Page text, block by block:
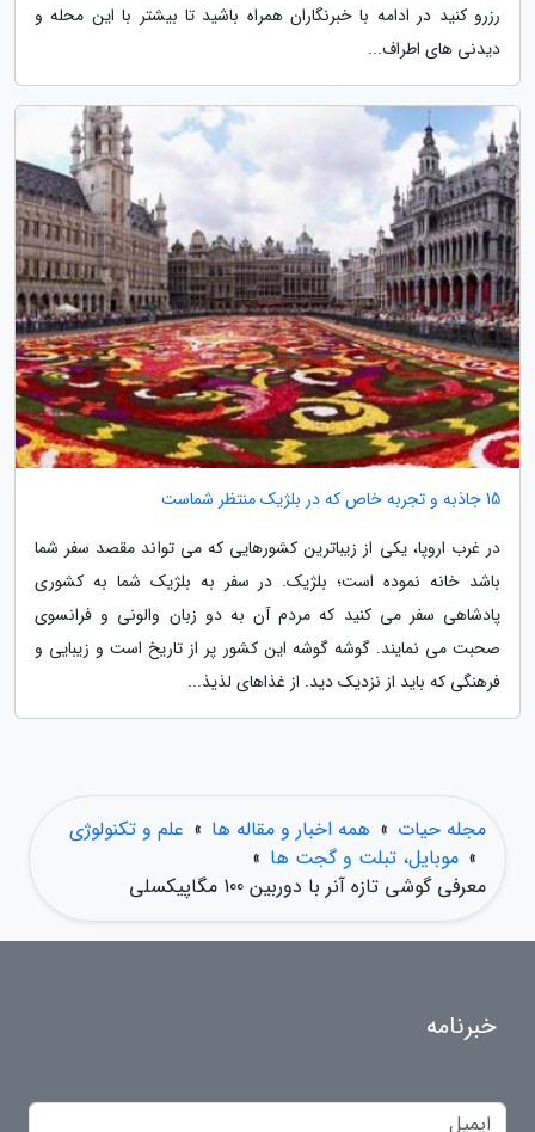
رزرو کنید در ادامه با خبرنگاران همراه باشید تا بیشتر با این محله و
دیدنی های اطراف...
15 جاذبه و تجربه خاص که در بلژیک منتظر شماست
در غرب اروپا، یکی از زیباترین کشورهایی که می تواند مقصد سفر شما
باشد خانه نموده است؛ بلژیک. در سفر به بلژیک شما به کشوری
پادشاهی سفر می کنید که مردم آن به دو زبان والونی و فرانسوی
صحبت می نمایند. گوشه گوشه این کشور پر از تاریخ است و زیبایی و
فرهنگی که باید از نزدیک دید. از غذاهای لذیذ...
مجله حیات » همه اخبار و مقاله ها » علم و تکنولوژی
» موبایل، تبلت و گجت ها »
معرفی گوشی تازه آنر با دوربین 100 مگاپیکسلی
خبرنامه